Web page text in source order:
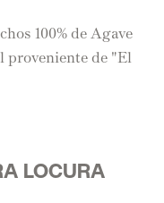
100% de Agave
proveniente de "El
LOCURA